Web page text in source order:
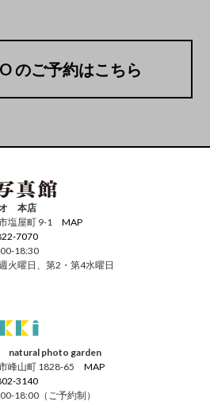
のご予約はこちら
オ 本店
塩屋町 9-1 MAP
7070
18:30
火曜日、第2・第4水曜日
natural photo garden
峰山町 1828-65 MAP
3140
18:00（ご予約制）